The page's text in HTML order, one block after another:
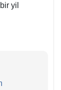
yil